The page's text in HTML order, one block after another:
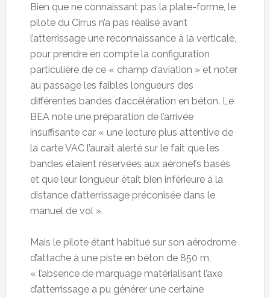
Bien que ne connaissant pas la plate-forme, le
pilote du Cirrus n’a pas réalisé avant
l’atterrissage une reconnaissance à la verticale,
pour prendre en compte la configuration
particulière de ce « champ d’aviation » et noter
au passage les faibles longueurs des
différentes bandes d’accélération en béton. Le
BEA note une préparation de l’arrivée
insuffisante car « une lecture plus attentive de
la carte VAC l’aurait alerté sur le fait que les
bandes étaient réservées aux aéronefs basés
et que leur longueur était bien inférieure à la
distance d’atterrissage préconisée dans le
manuel de vol ».
Mais le pilote étant habitué sur son aérodrome
d’attache à une piste en béton de 850 m,
« l’absence de marquage matérialisant l’axe
d’atterrissage a pu générer une certaine